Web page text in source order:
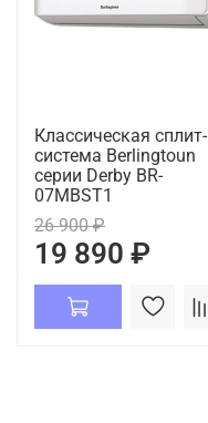
Классическая сплит-
система Berlingtoun
серии Derby BR-
07MBST1
26 900 ₽
19 890 ₽